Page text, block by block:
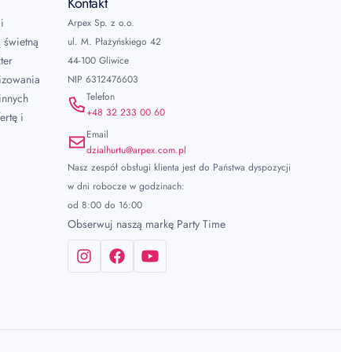
i
Arpex Sp. z o.o.
ul. M. Płażyńskiego 42
44-100 Gliwice
NIP 6312476603
Telefon
+48 32 233 00 60
Email
dzialhurtu@arpex.com.pl
Nasz zespół obsługi klienta jest do Państwa dyspozycji
w dni robocze w godzinach:
od 8:00 do 16:00
Obserwuj naszą markę Party Time